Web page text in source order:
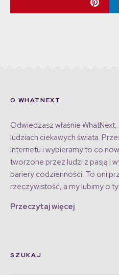
O WHATNEXT
Odwiedzasz właśnie
ludziach ciekawych świata.
Internetu i wybieramy to co
tworzone przez ludzi z pasją i
bariery codzienności. To oni
rzeczywistość, a my lubimy o
Przeczytaj więcej
SZUKAJ